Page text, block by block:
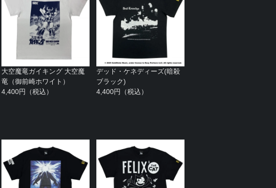
大空魔竜ガイキング 大空魔
竜（御前崎ホワイト）
4,400円（税込）
デッド・ケネディーズ(暗殺
ブラック)
4,400円（税込）